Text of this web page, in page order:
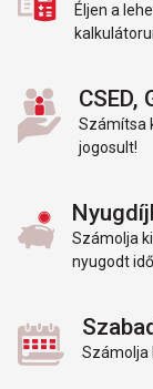
Éljen a
CSED,
Számítsa
jogosult!
Számolja
nyugodt
Számolja